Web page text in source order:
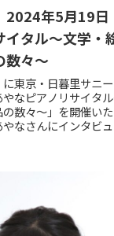
2024年5月19
イタル～文学・
数々～
東京・日暮里サニ
なピアノリサイタ
数々～」を開催い
なさんにインタビ